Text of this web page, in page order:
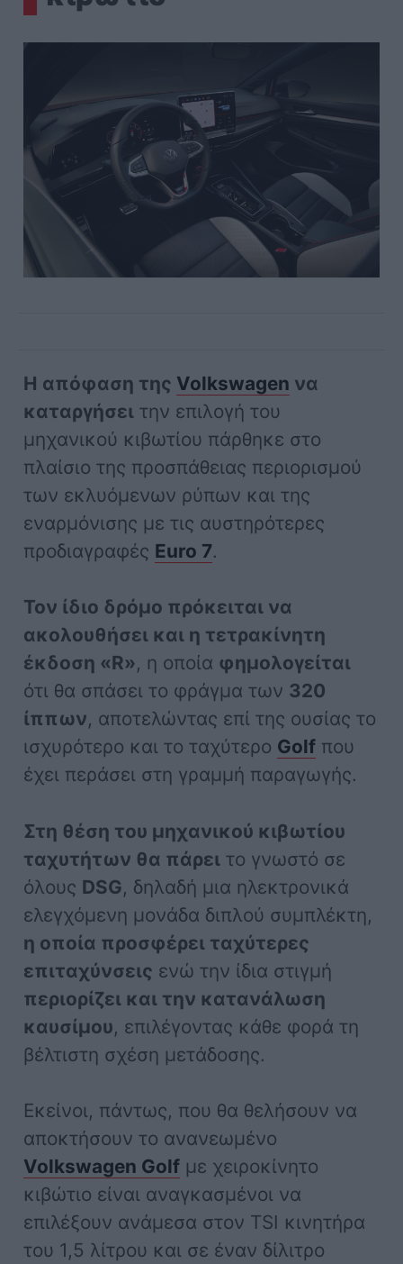
Η απόφαση της Volkswagen να
καταργήσει την επιλογή του
μηχανικού κιβωτίου πάρθηκε στο
πλαίσιο της προσπάθειας περιορισμού
των εκλυόμενων ρύπων και της
εναρμόνισης με τις αυστηρότερες
προδιαγραφές Euro 7.
Τον ίδιο δρόμο πρόκειται να
ακολουθήσει και η τετρακίνητη
έκδοση «R», η οποία φημολογείται
ότι θα σπάσει το φράγμα των 320
ίππων, αποτελώντας επί της ουσίας το
ισχυρότερο και το ταχύτερο Golf που
έχει περάσει στη γραμμή παραγωγής.
Στη θέση του μηχανικού κιβωτίου
ταχυτήτων θα πάρει το γνωστό σε
όλους DSG, δηλαδή μια ηλεκτρονικά
ελεγχόμενη μονάδα διπλού συμπλέκτη,
η οποία προσφέρει ταχύτερες
επιταχύνσεις ενώ την ίδια στιγμή
περιορίζει και την κατανάλωση
καυσίμου, επιλέγοντας κάθε φορά τη
βέλτιστη σχέση μετάδοσης.
Εκείνοι, πάντως, που θα θελήσουν να
αποκτήσουν το ανανεωμένο
Volkswagen Golf με χειροκίνητο
κιβώτιο είναι αναγκασμένοι να
επιλέξουν ανάμεσα στον TSI κινητήρα
του 1,5 λίτρου και σε έναν δίλιτρο